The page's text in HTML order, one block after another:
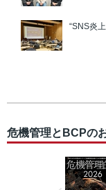
“SNS炎
危機管理とBCPの